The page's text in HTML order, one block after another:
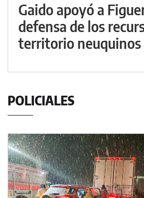
Gaido apoyó a
defensa de los
territorio neuquinos
POLICIALES